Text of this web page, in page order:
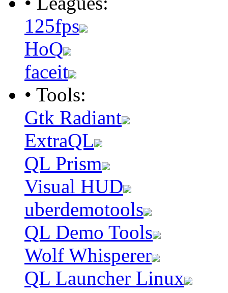
125fps
HoQ
faceit
• Tools:
Gtk Radiant
ExtraQL
QL Prism
Visual HUD
uberdemotools
QL Demo Tools
Wolf Whisperer
QL Launcher Linux